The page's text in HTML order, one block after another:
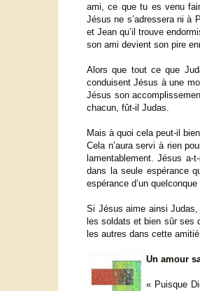
ami, ce que tu es venu
Jésus ne s’adressera ni à
et Jean qu’il trouve
son ami devient son pire
Alors que tout ce que
conduisent Jésus à une
Jésus son
chacun, fût-il Judas.
Mais à quoi cela peut-il
Cela n’aura servi à rien
lamentablement. Jésus
dans la seule espérance
espérance d’un quelconque
Si Jésus aime ainsi
les soldats et bien sûr ses
les autres dans cette
Un amour
« Puisque